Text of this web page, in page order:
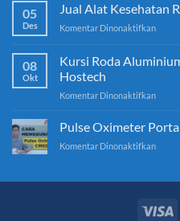
05
Des
Jual Alat Kesehatan
Komentar Dinonaktifkanpada
dan
08
Okt
Kursi Roda
Hostech
Komentar Dinonaktifkanpada
Roda
Murah
Pulse Oximeter
Komentar Dinonaktifkanpada